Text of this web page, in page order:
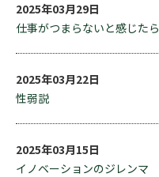
2025年03月29日
仕事がつまらないと感じたら
2025年03月22日
性弱説
2025年03月15日
イノベーションのジレンマ